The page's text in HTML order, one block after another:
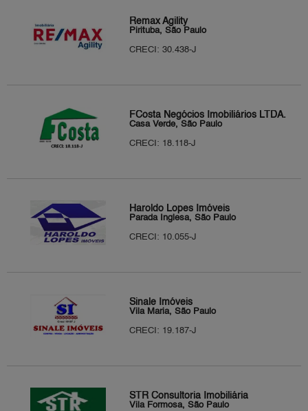
Remax Agility
Pirituba, São Paulo
CRECI: 30.438-J
FCosta Negócios Imobiliários LTDA.
Casa Verde, São Paulo
CRECI: 18.118-J
Haroldo Lopes Imóveis
Parada Inglesa, São Paulo
CRECI: 10.055-J
Sinale Imóveis
Vila Maria, São Paulo
CRECI: 19.187-J
STR Consultoria Imobiliária
Vila Formosa, São Paulo